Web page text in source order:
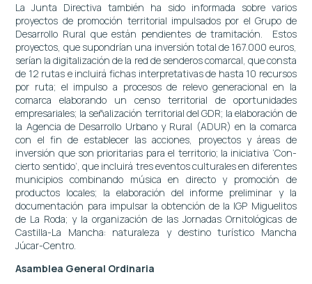
La Junta Directiva también ha sido informada sobre varios
proyectos de promoción territorial impulsados por el Grupo de
Desarrollo Rural que están pendientes de tramitación. Estos
proyectos, que supondrían una inversión total de 167.000 euros,
serían la digitalización de la red de senderos comarcal, que consta
de 12 rutas e incluirá fichas interpretativas de hasta 10 recursos
por ruta; el impulso a procesos de relevo generacional en la
comarca elaborando un censo territorial de oportunidades
empresariales; la señalización territorial del GDR; la elaboración de
la Agencia de Desarrollo Urbano y Rural (ADUR) en la comarca
con el fin de establecer las acciones, proyectos y áreas de
inversión que son prioritarias para el territorio; la iniciativa ‘Con-
cierto sentido’, que incluirá tres eventos culturales en diferentes
municipios combinando música en directo y promoción de
productos locales; la elaboración del informe preliminar y la
documentación para impulsar la obtención de la IGP Miguelitos
de La Roda; y la organización de las Jornadas Ornitológicas de
Castilla-La Mancha: naturaleza y destino turístico Mancha
Júcar-Centro.
Asamblea General Ordinaria